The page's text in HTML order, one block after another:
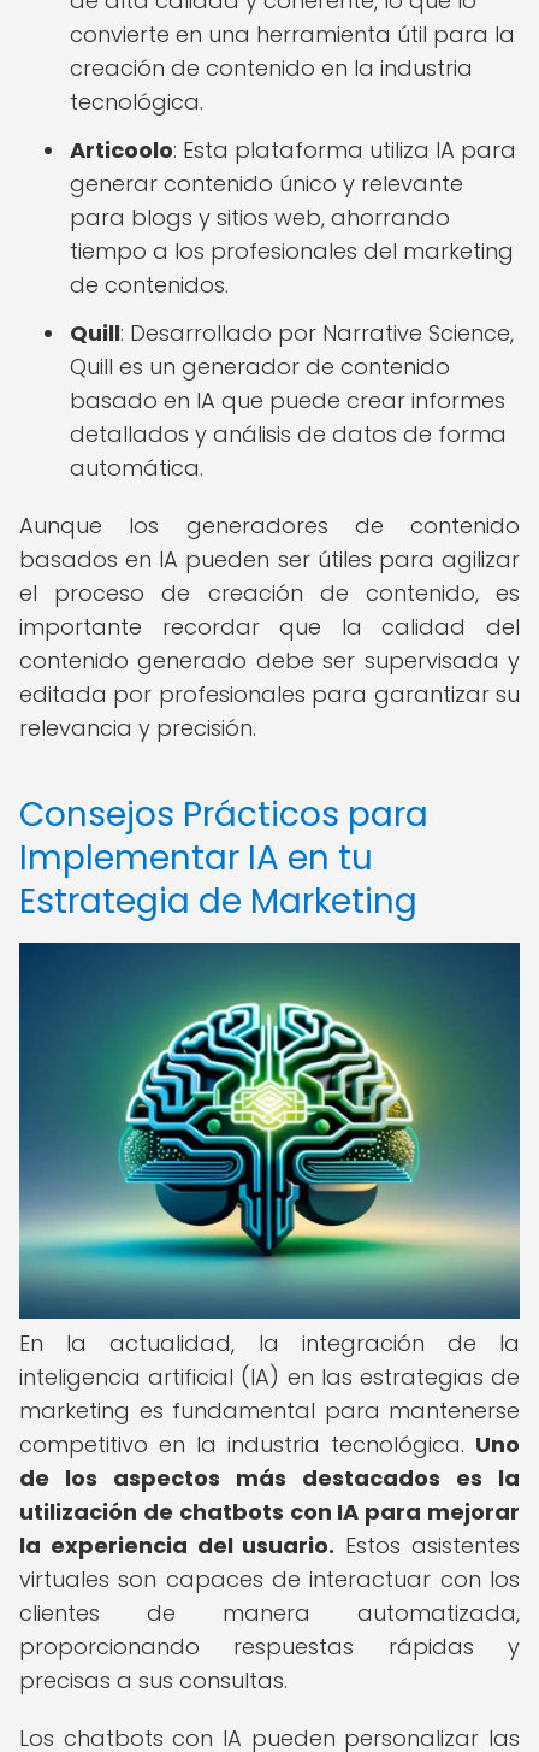
convierte en una herramienta útil para la
creación de contenido en la industria
tecnológica.
Articoolo: Esta plataforma utiliza IA para
generar contenido único y relevante
para blogs y sitios web, ahorrando
tiempo a los profesionales del marketing
de contenidos.
Quill: Desarrollado por Narrative Science,
Quill es un generador de contenido
basado en IA que puede crear informes
detallados y análisis de datos de forma
automática.
Aunque los generadores de contenido
basados en IA pueden ser útiles para agilizar
el proceso de creación de contenido, es
importante recordar que la calidad del
contenido generado debe ser supervisada y
editada por profesionales para garantizar su
relevancia y precisión.
Consejos Prácticos para
Implementar IA en tu
Estrategia de Marketing
En la actualidad, la integración de la
inteligencia artificial (IA) en las estrategias de
marketing es fundamental para mantenerse
competitivo en la industria tecnológica. Uno
de los aspectos más destacados es la
utilización de chatbots con IA para mejorar
la experiencia del usuario. Estos asistentes
virtuales son capaces de interactuar con los
clientes de manera automatizada,
proporcionando respuestas rápidas y
precisas a sus consultas.
Los chatbots con IA pueden personalizar las